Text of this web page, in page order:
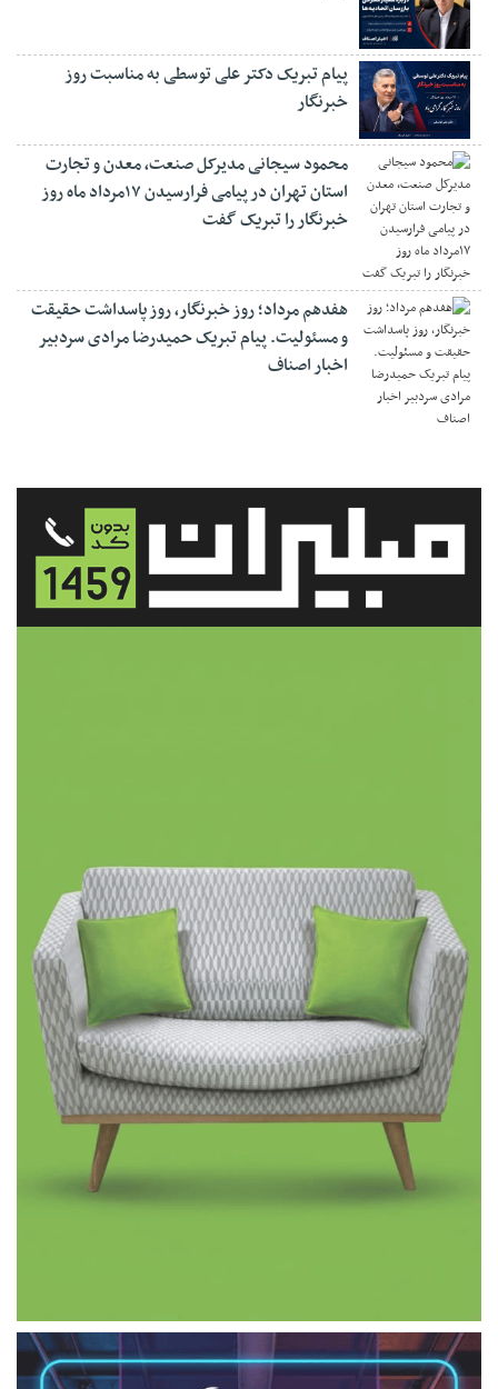
پیام تبریک دکتر علی توسطی به مناسبت روز
خبرنگار
محمود سیجانی مدیرکل صنعت، معدن و تجارت
استان تهران در پیامی فرارسیدن ۱۷مرداد ماه روز
خبرنگار را تبریک گفت
هفدهم مرداد؛ روز خبرنگار، روز پاسداشت حقیقت
و مسئولیت. پیام تبریک حمیدرضا مرادی سردبیر
اخبار اصناف